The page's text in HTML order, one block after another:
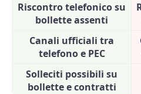
Riscontro telefonico su
bollette assenti
Canali ufficiali tra
telefono e PEC
Solleciti possibili su
bollette e contratti